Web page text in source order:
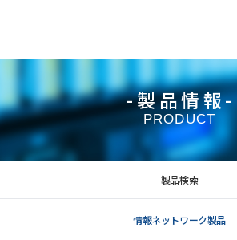
-製品情報-
PRODUCT
製品検索
情報ネットワーク製品